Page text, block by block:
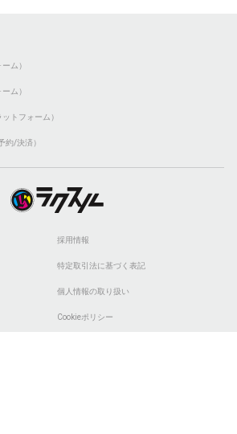
ム）
ム）
トフォーム）
約/決済）
採用情報
特定取引法に基づく表記
個人情報の取り扱い
Cookieポリシー